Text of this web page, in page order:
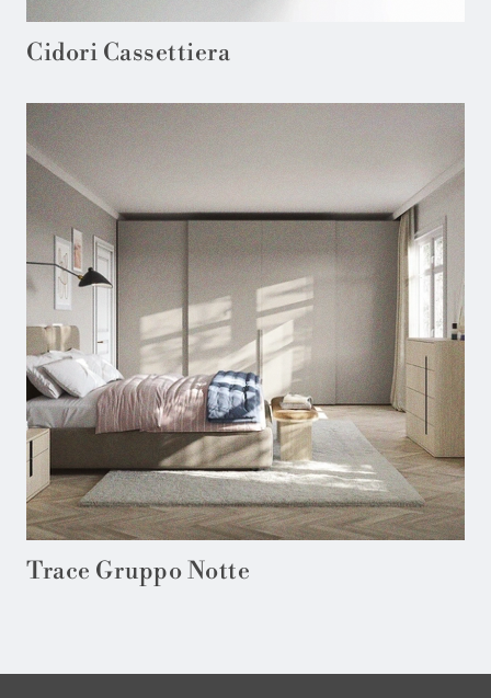
Cidori Cassettiera
Trace Gruppo Notte